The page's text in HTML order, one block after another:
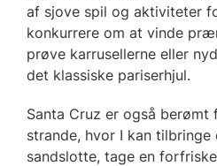
af sjove spil og aktiviteter
konkurrere om at vinde
prøve karrusellerne eller
det klassiske pariserhjul.
Santa Cruz er også
strande, hvor I kan
sandslotte, tage en